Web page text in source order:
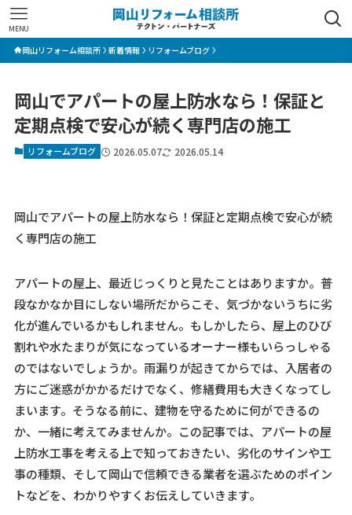
MENU
岡山リフォーム相談所 新着情報 リフォームブログ
岡山でアパートの屋上防水なら！保証と
定期点検で安心が続く専門店の施工
リフォームブログ 2026.05.07 2026.05.14
岡山でアパートの屋上防水なら！保証と定期点検で安心が続
く専門店の施工
アパートの屋上、最近じっくりと見たことはありますか。普
段なかなか目にしない場所だからこそ、気づかないうちに劣
化が進んでいるかもしれません。もしかしたら、屋上のひび
割れや水たまりが気になっているオーナー様もいらっしゃる
のではないでしょうか。雨漏りが起きてからでは、入居者の
方にご迷惑がかかるだけでなく、修繕費用も大きくなってし
まいます。そうなる前に、建物を守るために何ができるの
か、一緒に考えてみませんか。この記事では、アパートの屋
上防水工事を考える上で知っておきたい、劣化のサインや工
事の種類、そして岡山で信頼できる業者を選ぶためのポイン
トなどを、わかりやすくお伝えしていきます。